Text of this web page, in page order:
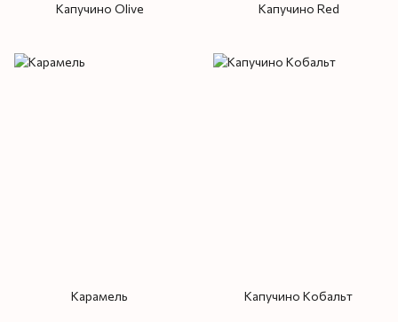
Капучино Olive Капучино Red
Карамель Капучино Кобальт